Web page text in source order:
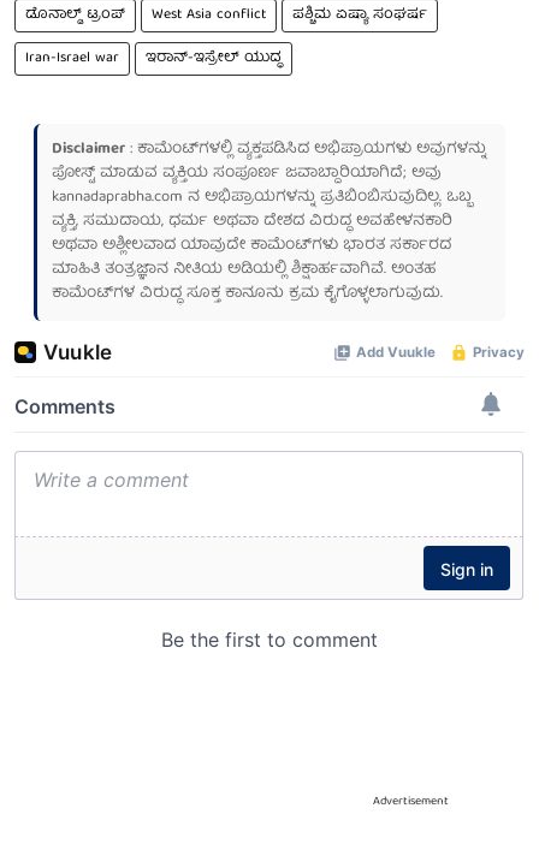
ಡೊನಾಲ್ಡ್ ಟ್ರಂಪ್
West Asia conflict
ಪಶ್ಚಿಮ ಏಷ್ಯಾ ಸಂಘರ್ಷ
Iran-Israel war
ಇರಾನ್-ಇಸ್ರೇಲ್ ಯುದ್ಧ
Disclaimer: ಕಾಮೆಂಟ್‌ಗಳಲ್ಲಿ ವ್ಯಕ್ತಪಡಿಸಿದ ಅಭಿಪ್ರಾಯಗಳು ಅವುಗಳನ್ನು
ಪೋಸ್ಟ್ ಮಾಡುವ ವ್ಯಕ್ತಿಯ ಸಂಪೂರ್ಣ ಜವಾಬ್ದಾರಿಯಾಗಿದೆ; ಅವು
kannadaprabha.com ನ ಅಭಿಪ್ರಾಯಗಳನ್ನು ಪ್ರತಿಬಿಂಬಿಸುವುದಿಲ್ಲ. ಒಬ್ಬ
ವ್ಯಕ್ತಿ, ಸಮುದಾಯ, ಧರ್ಮ ಅಥವಾ ದೇಶದ ವಿರುದ್ಧ ಅವಹೇಳನಕಾರಿ
ಅಥವಾ ಅಶ್ಲೀಲವಾದ ಯಾವುದೇ ಕಾಮೆಂಟ್‌ಗಳು ಭಾರತ ಸರ್ಕಾರದ
ಮಾಹಿತಿ ತಂತ್ರಜ್ಞಾನ ನೀತಿಯ ಅಡಿಯಲ್ಲಿ ಶಿಕ್ಷಾರ್ಹವಾಗಿವೆ. ಅಂತಹ
ಕಾಮೆಂಟ್‌ಗಳ ವಿರುದ್ಧ ಸೂಕ್ತ ಕಾನೂನು ಕ್ರಮ ಕೈಗೊಳ್ಳಲಾಗುವುದು.
Advertisement